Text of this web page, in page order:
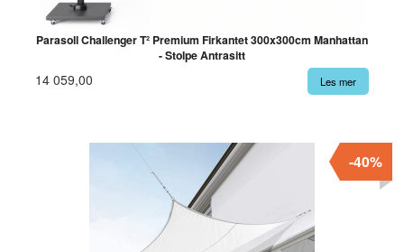
Parasoll Challenger T² Premium Firkantet 300x300cm Manhattan
- Stolpe Antrasitt
14 059,00 Les mer
-40%